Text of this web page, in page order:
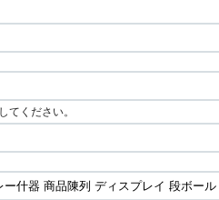
てください。